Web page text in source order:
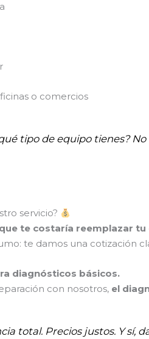
o comercios
tipo de equipo tienes?
servicio?
te costaría reemplazar tu
te damos una cotización
diagnósticos básicos.
con nosotros, el
total. Precios justos. Y sí,